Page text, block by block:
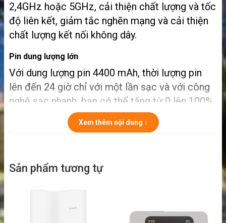
2,4GHz hoặc 5GHz, cải thiện chất lượng và tốc
độ liên kết, giảm tắc nghẽn mạng và cải thiện
chất lượng kết nối không dây.
Pin dung lượng lớn
Với dung lượng pin 4400 mAh, thời lượng pin
lên đến 24 giờ chỉ với một lần sạc và với công
nghệ sạc nhanh, bạn có thể tăng từ 0 lên 100%
chỉ trong hơn 3 giờ.MiFi 8800Lcung cấp cho
bạn năng lượng cả ngày để lướt Web, xem
Xem thêm nội dung ↓
Sản phẩm tương tự